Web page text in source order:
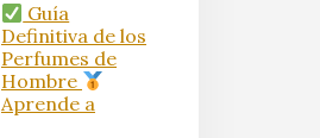
Guía
Definitiva de los
Perfumes de
Hombre
Aprende a